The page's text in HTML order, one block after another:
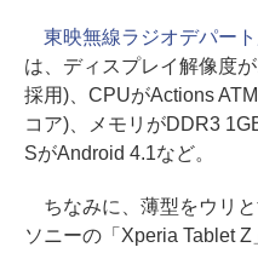
東映無線ラジオデパー
は、ディスプレイ解像度
採用)、CPUがActions
コア)、メモリがDDR3
SがAndroid 4.1など。
ちなみに、薄型をウリ
ソニーの「Xperia Tablet